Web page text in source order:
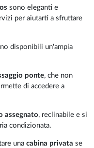
sono eleganti e
per aiutarti a sfruttare
disponibili un'ampia
ponte, che non
di accedere a
assegnato, reclinabile e si
condizionata.
unacabina privata se